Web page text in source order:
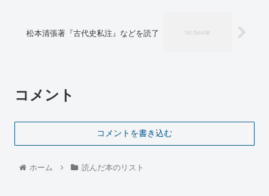
松本清張著『古代史私注』などを読了
コメント
コメントを書き込む
ホーム 読んだ本のリスト